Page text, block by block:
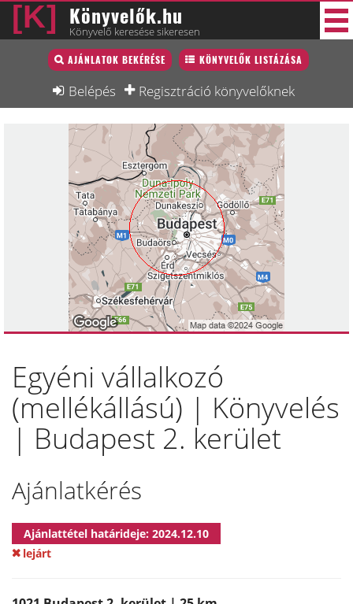
Könyvelők.hu
Könyvelő keresése sikeresen
AJÁNLATOK BEKÉRÉSE KÖNYVELŐK LISTÁZÁSA
Belépés Regisztráció könyvelőknek
Könyvelő lista
Könyvelési munkák
Képzésnaptár
Egyéni vállalkozó
(mellékállású) | Könyvelés
| Budapest 2. kerület
Ajánlatkérés
Ajánlattétel határideje: 2024.12.10
lejárt